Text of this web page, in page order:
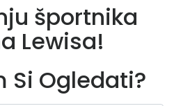
športnika
Lewisa!
Si Ogledati?